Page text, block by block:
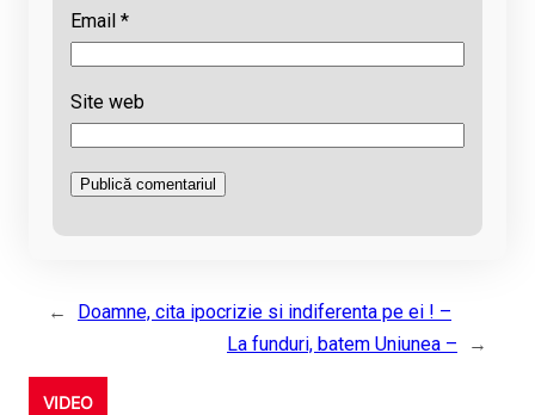
Email *
Site web
←
Doamne, cita ipocrizie si indiferenta pe ei ! –
La funduri, batem Uniunea –
→
VIDEO